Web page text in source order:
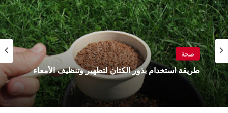
صحة
طريقة استخدام بذور الكتان لتطهير وتنظيف الأمعاء